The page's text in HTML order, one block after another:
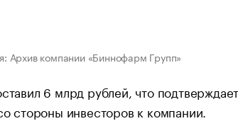
Архив компании «Биннофарм Групп»
6 млрд рублей, что
стороны инвесторов к компании.